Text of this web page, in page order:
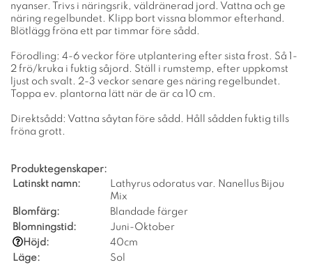
nyanser. Trivs i näringsrik, väldränerad jord. Vattna och ge
näring regelbundet. Klipp bort vissna blommor efterhand.
Blötlägg fröna ett par timmar före sådd.
Förodling: 4-6 veckor före utplantering efter sista frost. Så 1-
2 frö/kruka i fuktig såjord. Ställ i rumstemp, efter uppkomst
ljust och svalt. 2-3 veckor senare ges näring regelbundet.
Toppa ev. plantorna lätt när de är ca 10 cm.
Direktsådd: Vattna såytan före sådd. Håll sådden fuktig tills
fröna grott.
Produktegenskaper:
Latinskt namn:
Lathyrus odoratus var. Nanellus Bijou
Mix
Blomfärg:
Blandade färger
Blomningstid:
Juni-Oktober
Höjd:
40cm
Läge:
Sol